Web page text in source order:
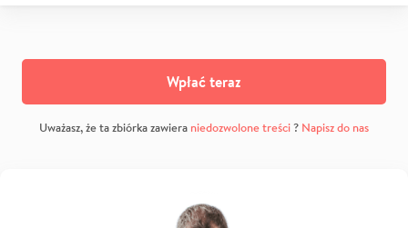
Wpłać teraz
Uważasz, że ta zbiórka zawiera niedozwolone treści? Napisz do nas